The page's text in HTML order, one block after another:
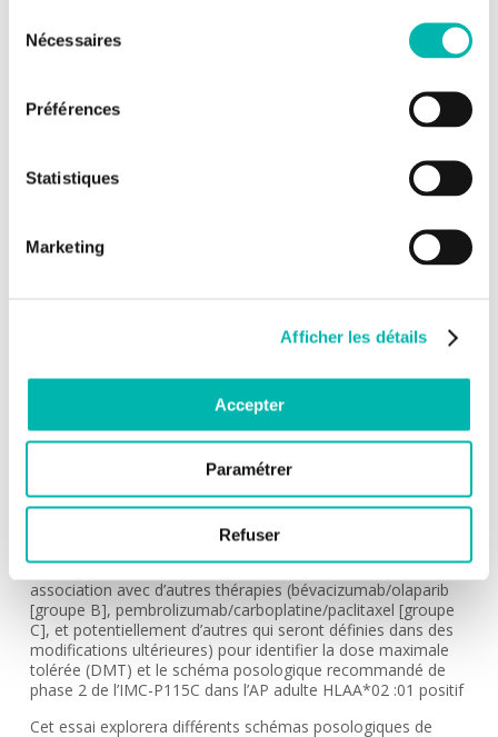
Nécessaires
Préférences
Statistiques
Marketing
Afficher les détails
Accepter
Paramétrer
Refuser
TITRE DE L'ÉTUDE:
administration chez l'être humain portant sur
l'innocuité et l'efficacité de l'IMC P115C en
standards chez des participants HLA A*02:01 positifs
atteints de cancers PRAME positifs avancés
CSET 3969
CPNPC avec histologie squameuse / cancer du poumon à
petites cellules / Carcinome adénoïde kystique (ACC)/
Sarcome synovial
L’essai concerne une étude de phase 1, la première chez
l’homme, dans laquelle l’innocuité, la tolérabilité, la
pharmacocinétique, l’immunogénicité, la
P115C seront évaluées en monothérapie (groupe A) et en
association avec d’autres thérapies (bévacizumab/olaparib
[groupe B], pembrolizumab/carboplatine/paclitaxel [groupe
C], et potentiellement d’autres qui seront définies dans des
modifications ultérieures) pour identifier la dose maximale
tolérée (DMT) et le schéma posologique recommandé de
phase 2 de l’IMC-P115C dans l’AP adulte HLAA*02 :01 positif
Cet essai explorera différents schémas posologiques de